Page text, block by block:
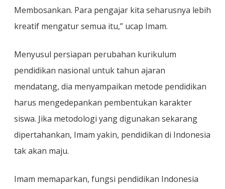
Membosankan. Para pengajar kita seharusnya lebih
kreatif mengatur semua itu,” ucap Imam.
Menyusul persiapan perubahan kurikulum
pendidikan nasional untuk tahun ajaran
mendatang, dia menyampaikan metode pendidikan
harus mengedepankan pembentukan karakter
siswa. Jika metodologi yang digunakan sekarang
dipertahankan, Imam yakin, pendidikan di Indonesia
tak akan maju.
Imam memaparkan, fungsi pendidikan Indonesia